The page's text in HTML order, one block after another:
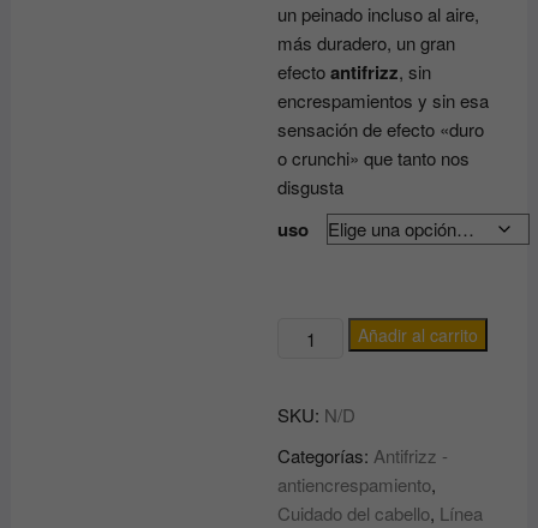
un peinado incluso al aire,
más duradero, un gran
efectoantifrizz, sin
encrespamientos y sin esa
sensación de efecto «duro
o crunchi» que tanto nos
disgusta
uso
LINEA
CUIDADO
CABELLO
CURLY
PELO
RIZADO
Añadir al carrito
SKU: N/D
Categorías: Antifrizz -
antiencrespamiento,
Cuidado del cabello, Línea